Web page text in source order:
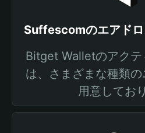
Suffescomのエアド
Bitget Walletのアクテ
は、さまざまな種類
用意してお